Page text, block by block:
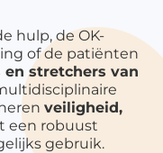
hulp, de OK-
of de patiënten
stretchers van
veiligheid,
een robuust
gebruik.